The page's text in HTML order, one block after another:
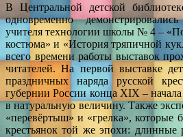
В Центральной детской
одновременно
учителя технологии школы № 4 –
костюма» и «История тряпичной
всего времени работы выставок
читателей. На первой выставке
праздничных наряда русской
губернии России конца XIX –
в натуральную величину. Также
«перевёртыш» и «грелка»,
крестьянок той же эпохи: